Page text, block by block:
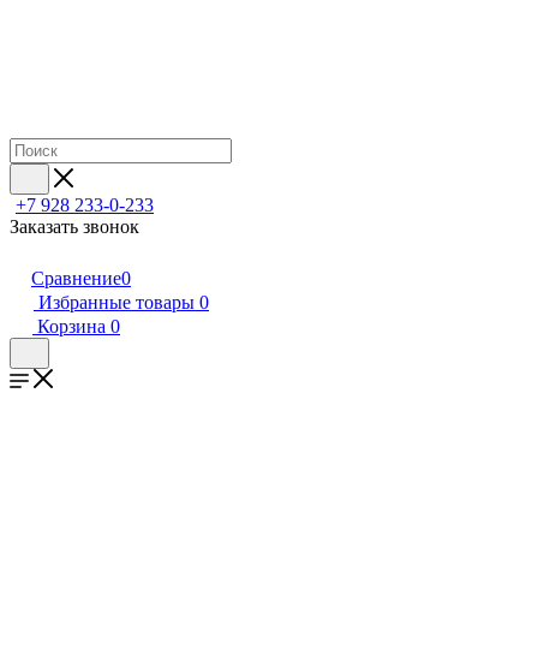
+7 928 233-0-233
Заказать звонок
Сравнение0
Избранные товары 0
Корзина 0